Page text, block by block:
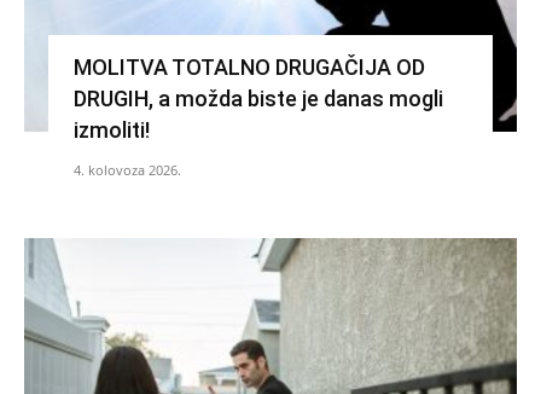
MOLITVA TOTALNO DRUGAČIJA OD
DRUGIH, a možda biste je danas mogli
izmoliti!
4. kolovoza 2026.